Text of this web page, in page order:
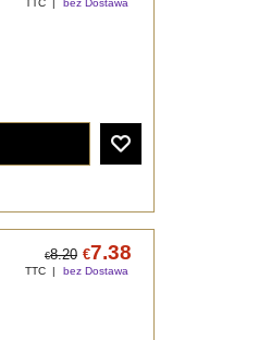
TTC bez Dostawa
€8.20 €7.38
TTC bez Dostawa